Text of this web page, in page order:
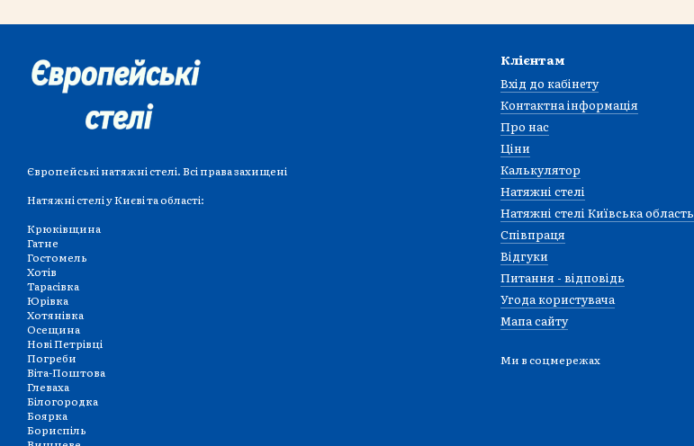
Європейські натяжні стелі. Всі права захищені
Натяжні стелі у Києві та області:
Крюківщина
Гатне
Гостомель
Хотів
Тарасівка
Юрівка
Хотянівка
Осещина
Нові Петрівці
Погреби
Віта-Поштова
Глеваха
Білогородка
Боярка
Бориспіль
Клієнтам
Вхід до кабінету
Контактна інформація
Про нас
Ціни
Калькулятор
Натяжні стелі
Натяжні стелі Київська область
Співпраця
Відгуки
Питання - відповідь
Угода користувача
Мапа сайту
Ми в соцмережах